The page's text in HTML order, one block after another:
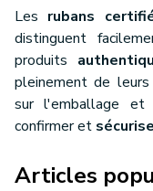
Les rubans
distinguent
produits
pleinement de leurs
sur l'emballage et
confirmer et
Articles